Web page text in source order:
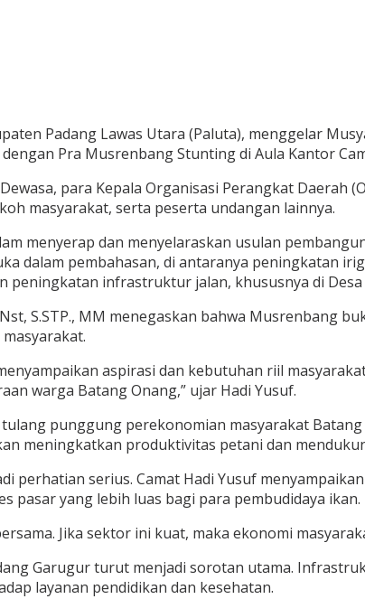
Padang Lawas Utara (Paluta), menggelar
Pra Musrenbang Stunting di Aula Kantor
para Kepala Organisasi Perangkat Daerah
masyarakat, serta peserta undangan lainnya.
menyerap dan menyelaraskan usulan
dalam pembahasan, di antaranya peningkatan
peningkatan infrastruktur jalan, khususnya di Desa
S.STP., MM menegaskan bahwa Musrenbang
aspirasi dan kebutuhan riil
warga Batang Onang,” ujar Hadi Yusuf.
punggung perekonomian masyarakat
meningkatkan produktivitas petani dan
perhatian serius. Camat Hadi Yusuf
pasar yang lebih luas bagi para pembudidaya ikan.
Jika sektor ini kuat, maka ekonomi
Garugur turut menjadi sorotan utama.
layanan pendidikan dan kesehatan.